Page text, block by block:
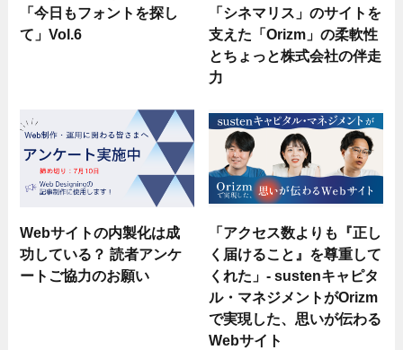
「今日もフォントを探し
て」Vol.6
「シネマリス」のサイトを
支えた「Orizm」の柔軟性
とちょっと株式会社の伴走
力
Webサイトの内製化は成
功している？ 読者アンケ
ートご協力のお願い
「アクセス数よりも『正し
く届けること』を尊重して
くれた」- sustenキャピタ
ル・マネジメントがOrizm
で実現した、思いが伝わる
Webサイト